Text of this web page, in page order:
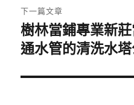
章:
下一篇文章
下
一
文
樹林當鋪專業新
通水管的清洗水塔